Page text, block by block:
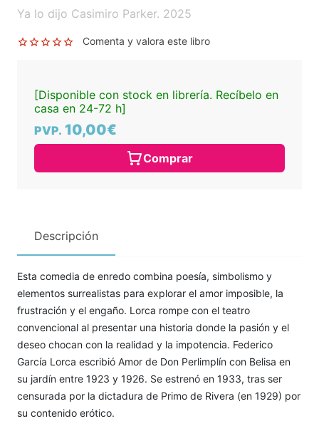
Ya lo dijo Casimiro Parker. 2025
Comenta y valora este libro
[Disponible con stock en librería. Recíbelo en
casa en 24-72 h]
PVP. 10,00€
Comprar
Descripción
Esta comedia de enredo combina poesía, simbolismo y
elementos surrealistas para explorar el amor imposible, la
frustración y el engaño. Lorca rompe con el teatro
convencional al presentar una historia donde la pasión y el
deseo chocan con la realidad y la impotencia. Federico
García Lorca escribió Amor de Don Perlimplín con Belisa en
su jardín entre 1923 y 1926. Se estrenó en 1933, tras ser
censurada por la dictadura de Primo de Rivera (en 1929) por
su contenido erótico.